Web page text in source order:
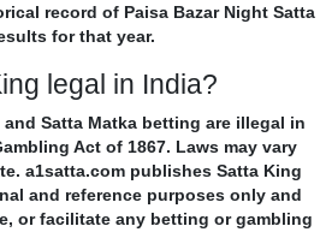
record of Paisa Bazar Night Satta
for that year.
legal in India?
Satta Matka betting are illegal in
Act of 1867. Laws may vary
a1satta.com publishes Satta King
and reference purposes only and
or facilitate any betting or gambling